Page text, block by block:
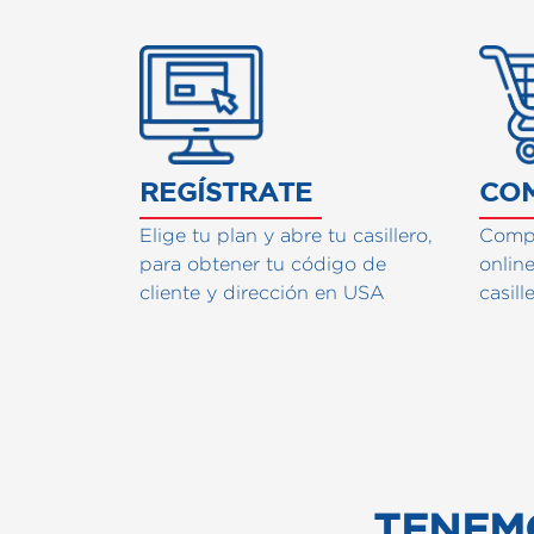
CÓMO
REGÍSTRATE
Elige tu plan y abre tu casillero,
para obtener tu código de
cliente y dirección en USA